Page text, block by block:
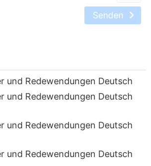
Senden
und Redewendungen Deutsch
und Redewendungen Deutsch
und Redewendungen Deutsch
und Redewendungen Deutsch